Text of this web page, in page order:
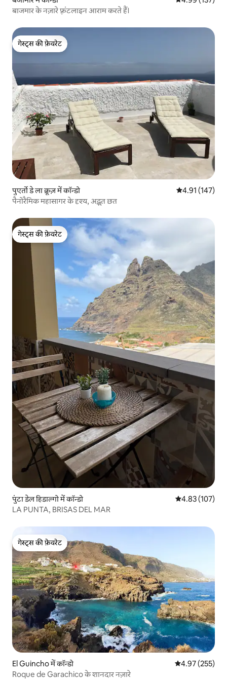
बाजमार के नज़ारे फ़्रंटलाइन आराम करते हैं।
गेस्ट्स की फ़ेवरेट
गेस्ट्स की फ़ेवरेट
पुएर्तो डे ला क्रूज़ में कॉन्डो औसत रेटिंग 5 में से
4.91 (147)
पैनोरैमिक महासागर के दृश्य, अद्भुत छत
गेस्ट्स की फ़ेवरेट
गेस्ट्स की फ़ेवरेट
पुंटा डेल हिडाल्गो में कॉन्डो औसत रेटिंग 5 में से
4.83 (107)
LA PUNTA, BRISAS DEL MAR
गेस्ट्स की फ़ेवरेट
गेस्ट्स की फ़ेवरेट
El Guincho में कॉन्डो औसत रेटिंग 5 में से
4.97 (255)
Roque de Garachico के शानदार नज़ारे